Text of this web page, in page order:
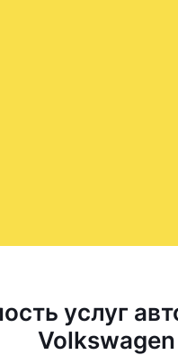
услуг
Volkswagen